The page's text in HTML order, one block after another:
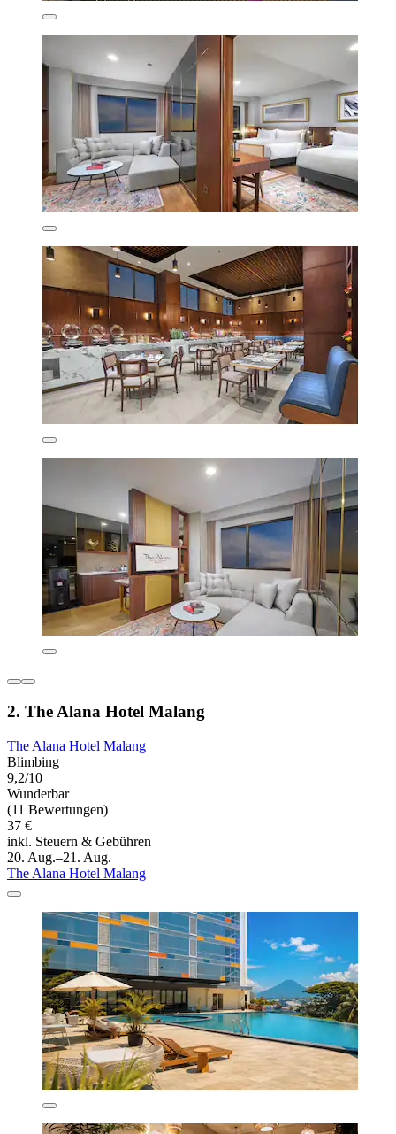
2. The Alana Hotel Malang
The Alana Hotel Malang
Blimbing
9,2/10
Wunderbar
(11 Bewertungen)
37 €
inkl. Steuern & Gebühren
20. Aug.–21. Aug.
The Alana Hotel Malang